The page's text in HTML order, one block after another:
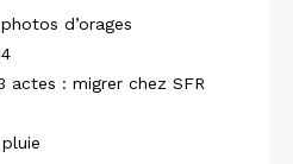
d’orages
actes : migrer chez SFR